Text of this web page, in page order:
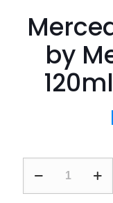
by
Benz
Silver